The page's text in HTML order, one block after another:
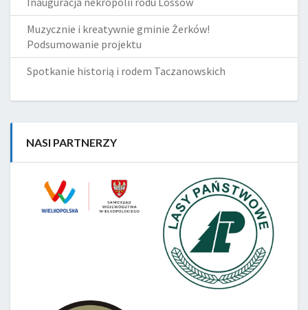
Muzycznie i kreatywnie gminie Żerków!
Podsumowanie projektu
Spotkanie historią i rodem Taczanowskich
NASI PARTNERZY